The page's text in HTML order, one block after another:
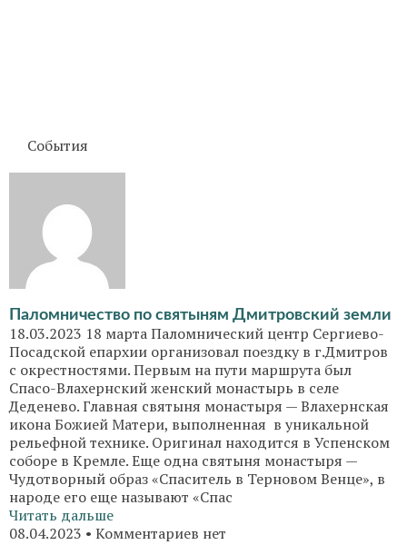
События
Паломничество по святыням Дмитровский земли
18.03.2023 18 марта Паломнический центр Сергиево-
Посадской епархии организовал поездку в г.Дмитров
с окрестностями. Первым на пути маршрута был
Спасо-Влахернский женский монастырь в селе
Деденево. Главная святыня монастыря — Влахернская
икона Божией Матери, выполненная в уникальной
рельефной технике. Оригинал находится в Успенском
соборе в Кремле. Еще одна святыня монастыря —
Чудотворный образ «Спаситель в Терновом Венце», в
народе его еще называют «Спас
Читать дальше
08.04.2023
Комментариев нет